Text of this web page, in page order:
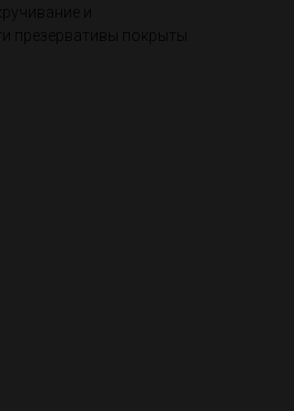
и
презервативы покрыты